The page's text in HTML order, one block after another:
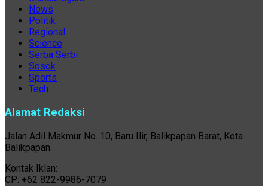
News
Politik
Regional
Science
Serba Serbi
Sosok
Sports
Tech
Alamat Redaksi
Jalan Adil Makmur No. 10, Baru Ilir, Balikpapan Barat, Kota
Balikpapan.
Kontak Iklan:
CP: +62 822-9986-7079